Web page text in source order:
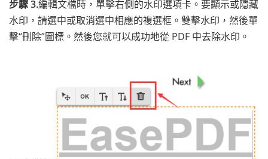
步驟 3.編輯文檔時，單擊右側的水印選項卡。要顯示或隱藏
水印，請選中或取消選中相應的複選框。雙擊水印，然後單
擊“刪除”圖標。然後您就可以成功地從 PDF 中去除水印。